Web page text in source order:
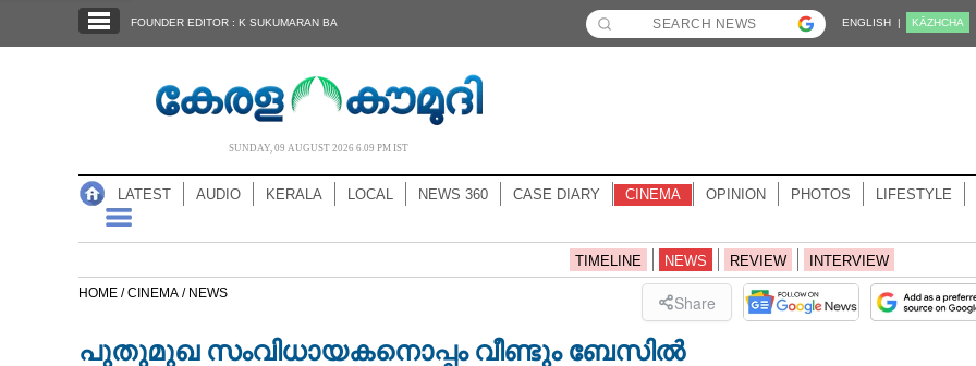
NOTIFIED NEWS
FOUNDER EDITOR : K SUKUMARAN BA ENGLISH | KĀZHCHA
SUNDAY, 09 AUGUST 2026 6.09 PM IST
LATEST AUDIO KERALA LOCAL NEWS 360 CASE DIARY CINEMA OPINION PHOTOS LIFESTYLE
TIMELINE NEWS REVIEW INTERVIEW
HOME /CINEMA / NEWS Share
പുതുമുഖ സംവിധായകനൊപ്പം വീണ്ടും ബേസിൽ